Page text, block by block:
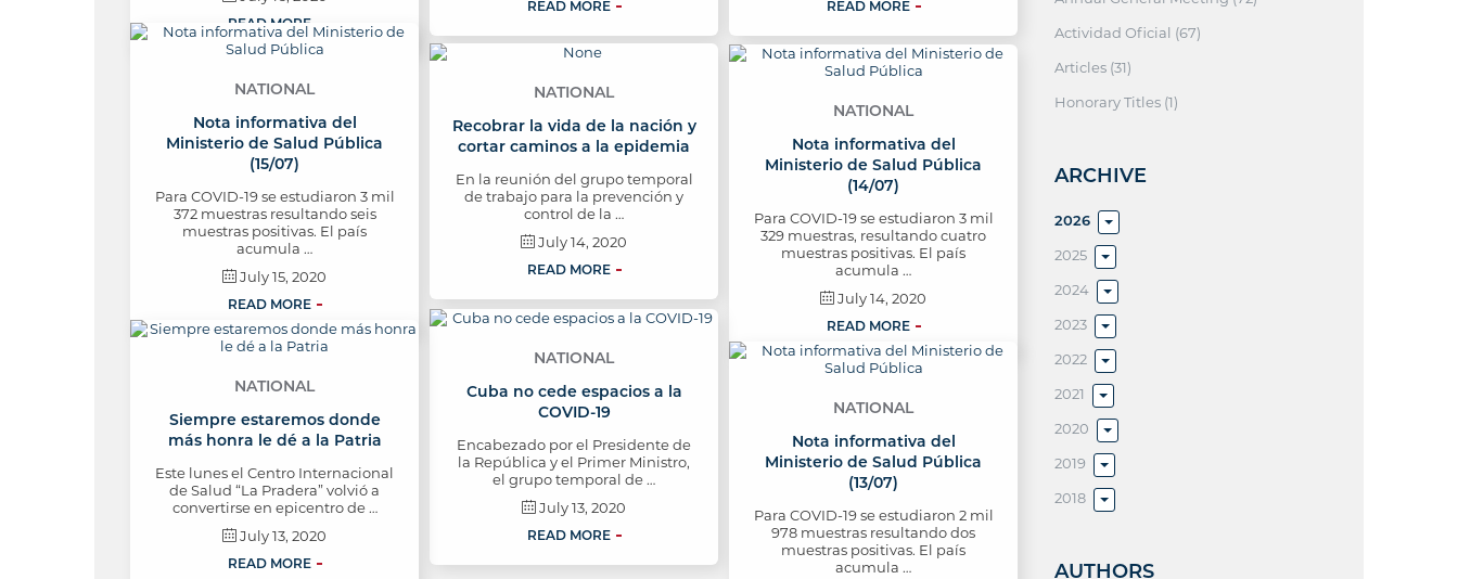
READ MORE
READ MORE READ MORE
NATIONAL
Nota informativa del
Ministerio de Salud Pública
(15/07)
Para COVID-19 se estudiaron 3 mil
372 muestras resultando seis
muestras positivas. El país
acumula …
July 15, 2020
READ MORE
NATIONAL
Recobrar la vida de la nación y
cortar caminos a la epidemia
En la reunión del grupo temporal
de trabajo para la prevención y
control de la …
July 14, 2020
READ MORE
NATIONAL
Nota informativa del
Ministerio de Salud Pública
(14/07)
Para COVID-19 se estudiaron 3 mil
329 muestras, resultando cuatro
muestras positivas. El país
acumula …
July 14, 2020
READ MORE
NATIONAL
Cuba no cede espacios a la
COVID-19
Encabezado por el Presidente de
la República y el Primer Ministro,
el grupo temporal de …
July 13, 2020
READ MORE
NATIONAL
Siempre estaremos donde
más honra le dé a la Patria
Este lunes el Centro Internacional
de Salud “La Pradera” volvió a
convertirse en epicentro de …
July 13, 2020
READ MORE
NATIONAL
Nota informativa del
Ministerio de Salud Pública
(13/07)
Para COVID-19 se estudiaron 2 mil
978 muestras resultando dos
muestras positivas. El país
acumula …
Actividad Oficial (67)
Articles (31)
Honorary Titles (1)
ARCHIVE
2026
2025
2024
2023
2022
2021
2020
2019
2018
AUTHORS